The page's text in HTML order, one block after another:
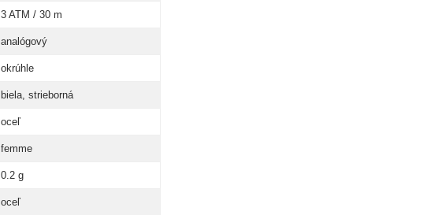
3 ATM / 30 m
analógový
okrúhle
biela, strieborná
oceľ
femme
0.2 g
oceľ